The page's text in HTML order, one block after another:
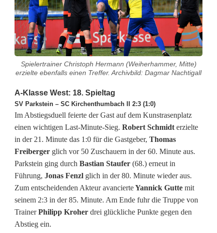
a
s
s
S
ü
d
:
T
S
V
N
Spielertrainer Christoph Hermann (Weiherhammer, Mitte)
erzielte ebenfalls einen Treffer. Archivbild: Dagmar Nachtigall
A-Klasse West: 18. Spieltag
SV Parkstein – SC Kirchenthumbach II 2:3 (1:0)
Im Abstiegsduell feierte der Gast auf dem Kunstrasenplatz
einen wichtigen Last-Minute-Sieg. Robert Schmidt erzielte
in der 21. Minute das 1:0 für die Gastgeber, Thomas
Freiberger glich vor 50 Zuschauern in der 60. Minute aus.
Parkstein ging durch Bastian Staufer (68.) erneut in
Führung, Jonas Fenzl glich in der 80. Minute wieder aus.
Zum entscheidenden Akteur avancierteYannick Gutte mit
seinem 2:3 in der 85. Minute. Am Ende fuhr die Truppe von
TrainerPhilipp Kroher drei glückliche Punkte gegen den
Abstieg ein.